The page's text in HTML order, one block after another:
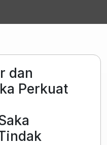
dan
Perkuat